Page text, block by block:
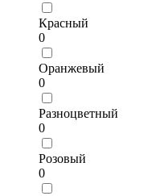
Красный
0
Оранжевый
0
Разноцветный
0
Розовый
0